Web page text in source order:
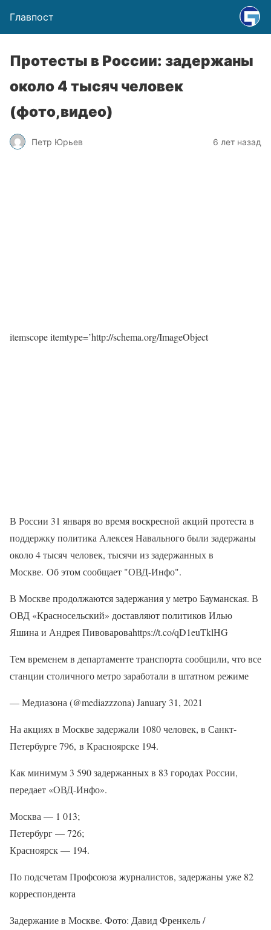
Главпост
Протесты в России: задержаны
около 4 тысяч человек
(фото,видео)
Петр Юрьев 6 лет назад
itemscope itemtype=’http://schema.org/ImageObject
В России 31 января во время воскресной акций протеста в
поддержку политика Алексея Навального были задержаны
около 4 тысяч человек, тысячи из задержанных в
Москве. Об этом сообщает "ОВД-Инфо".
В Москве продолжаются задержания у метро Бауманская. В
ОВД «Красносельский» доставляют политиков Илью
Яшина и Андрея Пивовароваhttps://t.co/qD1euTklHG
Тем временем в департаменте транспорта сообщили, что все
станции столичного метро заработали в штатном режиме
— Медиазона (@mediazzzona) January 31, 2021
На акциях в Москве задержали 1080 человек, в Санкт-
Петербурге 796, в Красноярске 194.
Как минимум 3 590 задержанных в 83 городах России,
передает «ОВД-Инфо».
Москва — 1 013;
Петербург — 726;
Красноярск — 194.
По подсчетам Профсоюза журналистов, задержаны уже 82
корреспондента
Задержание в Москве. Фото: Давид Френкель /